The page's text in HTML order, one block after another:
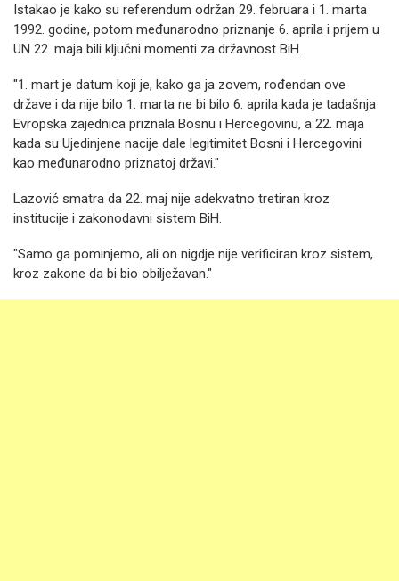
Istakao je kako su referendum održan 29. februara i 1. marta
1992. godine, potom međunarodno priznanje 6. aprila i prijem u
UN 22. maja bili ključni momenti za državnost BiH.
"1. mart je datum koji je, kako ga ja zovem, rođendan ove
države i da nije bilo 1. marta ne bi bilo 6. aprila kada je tadašnja
Evropska zajednica priznala Bosnu i Hercegovinu, a 22. maja
kada su Ujedinjene nacije dale legitimitet Bosni i Hercegovini
kao međunarodno priznatoj državi."
Lazović smatra da 22. maj nije adekvatno tretiran kroz
institucije i zakonodavni sistem BiH.
"Samo ga pominjemo, ali on nigdje nije verificiran kroz sistem,
kroz zakone da bi bio obilježavan."